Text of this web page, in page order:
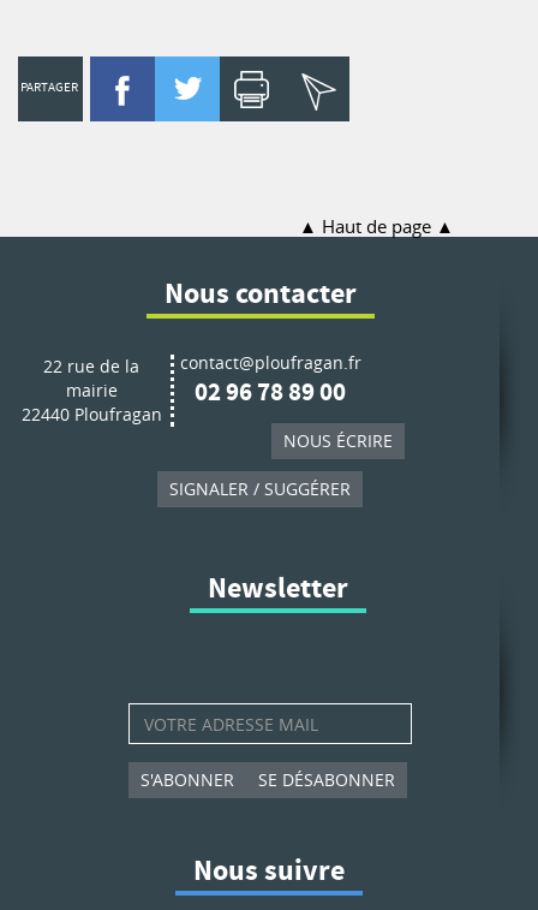
PARTAGER
Haut de page
Nous contacter
22 rue de la
mairie
22440 Ploufragan
contact@ploufragan.fr
02 96 78 89 00
NOUS ÉCRIRE
SIGNALER / SUGGÉRER
Newsletter
S'ABONNER SE DÉSABONNER
Nous suivre